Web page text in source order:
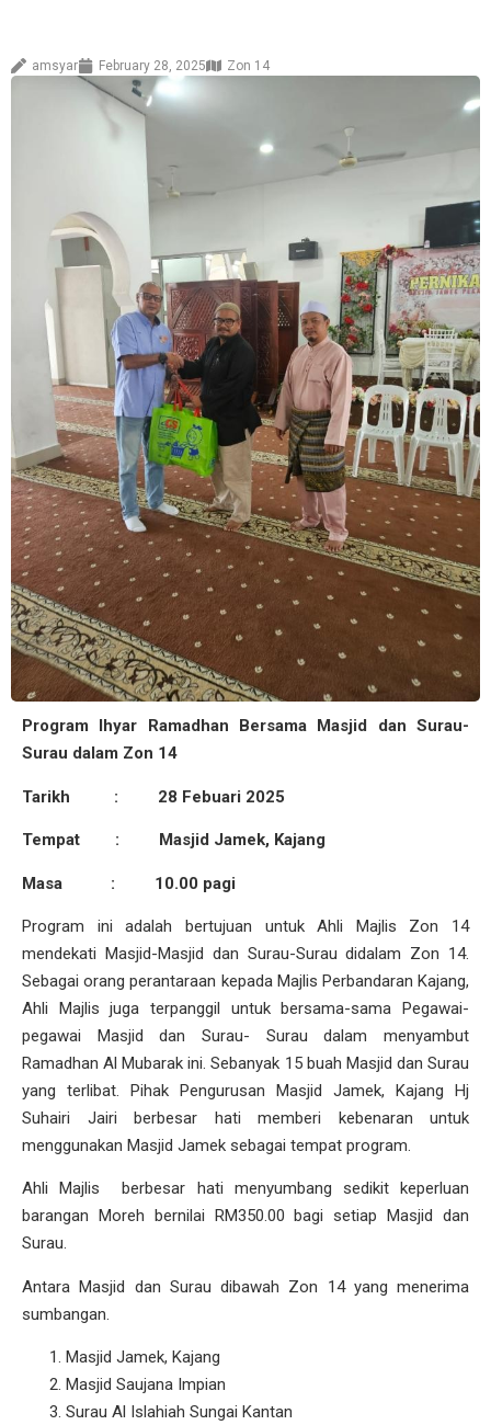
amsyar February 28, 2025 Zon 14
Program Ihyar Ramadhan Bersama Masjid dan Surau-
Surau dalam Zon 14
Tarikh : 28 Febuari 2025
Tempat : Masjid Jamek, Kajang
Masa : 10.00 pagi
Program ini adalah bertujuan untuk Ahli Majlis Zon 14
mendekati Masjid-Masjid dan Surau-Surau didalam Zon 14.
Sebagai orang perantaraan kepada Majlis Perbandaran Kajang,
Ahli Majlis juga terpanggil untuk bersama-sama Pegawai-
pegawai Masjid dan Surau- Surau dalam menyambut
Ramadhan Al Mubarak ini. Sebanyak 15 buah Masjid dan Surau
yang terlibat. Pihak Pengurusan Masjid Jamek, Kajang Hj
Suhairi Jairi berbesar hati memberi kebenaran untuk
menggunakan Masjid Jamek sebagai tempat program.
Ahli Majlis berbesar hati menyumbang sedikit keperluan
barangan Moreh bernilai RM350.00 bagi setiap Masjid dan
Surau.
Antara Masjid dan Surau dibawah Zon 14 yang menerima
sumbangan.
Masjid Jamek, Kajang
Masjid Saujana Impian
Surau Al Islahiah Sungai Kantan